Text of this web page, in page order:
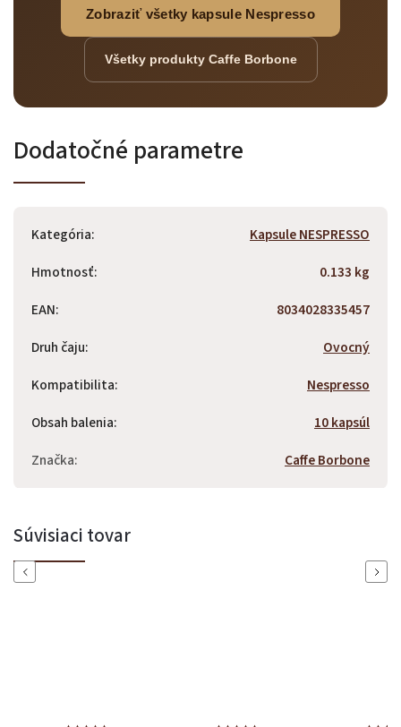
Zobraziť všetky kapsule Nespresso
Všetky produkty Caffe Borbone
Dodatočné parametre
Kategória:
Kapsule NESPRESSO
Hmotnosť:
0.133 kg
EAN:
8034028335457
Druh čaju:
Ovocný
Kompatibilita:
Nespresso
Obsah balenia:
10 kapsúl
Značka: Caffe Borbone
Súvisiaci tovar
Previous Next